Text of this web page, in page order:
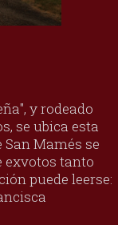
y rodeado
se ubica esta
Mamés se
exvotos tanto
puede leerse: